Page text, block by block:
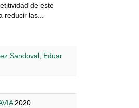
de este
reducir las...
Sandoval, Eduar
2020